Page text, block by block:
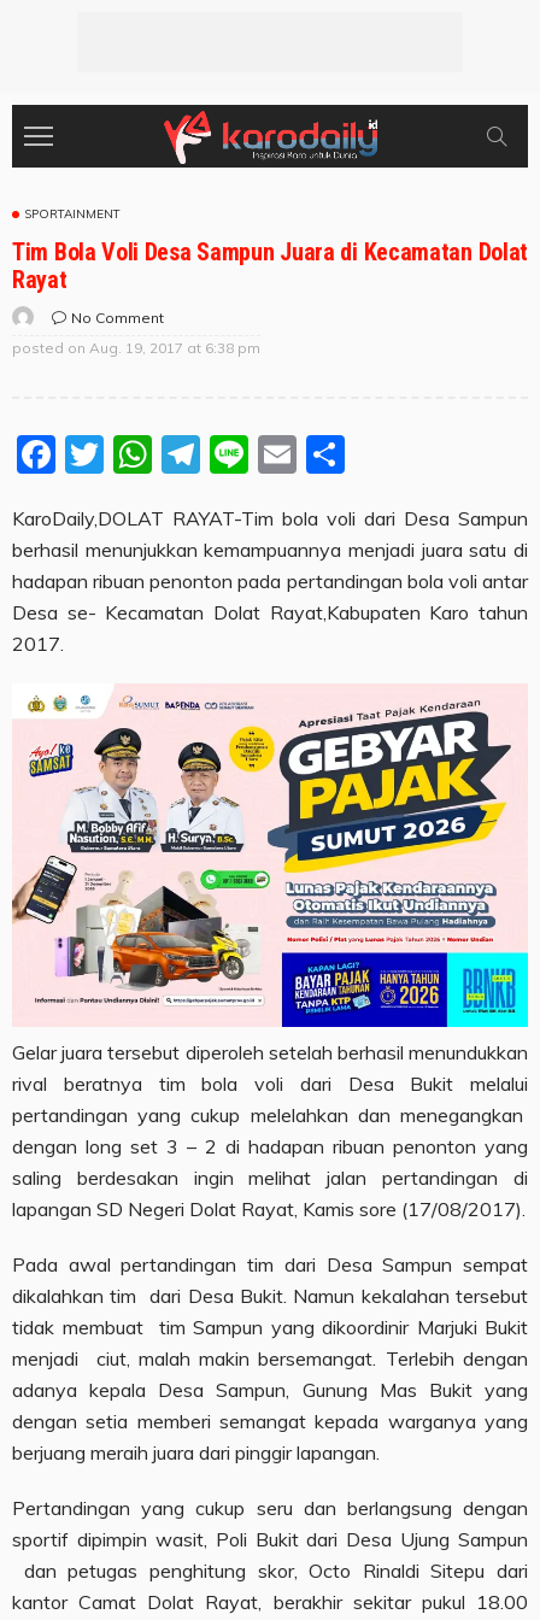
SPORTAINMENT
Tim Bola Voli Desa Sampun Juara di Kecamatan Dolat
Rayat
No Comment
posted on Aug. 19, 2017 at 6:38 pm
Facebook
Twitter
WhatsApp
Telegram
LineEmail
KaroDaily,DOLAT RAYAT-Tim bola voli dari Desa Sampun
berhasil menunjukkan kemampuannya menjadi juara satu di
hadapan ribuan penonton pada pertandingan bola voli antar
Desa se- Kecamatan Dolat Rayat,Kabupaten Karo tahun
2017.
Gelar juara tersebut diperoleh setelah berhasil menundukkan
rival beratnya tim bola voli dari Desa Bukit melalui
pertandingan yang cukup melelahkan dan menegangkan
dengan long set 3 – 2 di hadapan ribuan penonton yang
saling berdesakan ingin melihat jalan pertandingan di
lapangan SD Negeri Dolat Rayat, Kamis sore (17/08/2017).
Pada awal pertandingan tim dari Desa Sampun sempat
dikalahkan tim dari Desa Bukit. Namun kekalahan tersebut
tidak membuat tim Sampun yang dikoordinir Marjuki Bukit
menjadi ciut, malah makin bersemangat. Terlebih dengan
adanya kepala Desa Sampun, Gunung Mas Bukit yang
dengan setia memberi semangat kepada warganya yang
berjuang meraih juara dari pinggir lapangan.
Pertandingan yang cukup seru dan berlangsung dengan
sportif dipimpin wasit, Poli Bukit dari Desa Ujung Sampun
dan petugas penghitung skor, Octo Rinaldi Sitepu dari
kantor Camat Dolat Rayat, berakhir sekitar pukul 18.00